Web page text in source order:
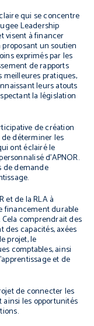
qui se concentre
Leadership
visent à financer
un soutien
exprimés par les
de rapports
meilleures pratiques,
leurs atouts
la législation
de création
déterminer les
ont éclairé le
d’APNOR.
de demande
et de la RLA à
financement durable
comprendrait des
capacités, axées
projet, le
comptables, ainsi
et de
de connecter les
les opportunités